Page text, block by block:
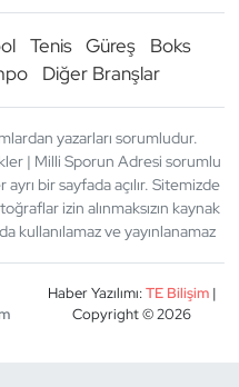
Tenis Güreş
Boks
Diğer Branşlar
yazarları sorumludur.
| Milli Sporun Adresi sorumlu
bir sayfada açılır. Sitemizde
izin alınmaksızın kaynak
kullanılamaz ve yayınlanamaz
Haber Yazılımı:TE Bilişim|
Copyright © 2026